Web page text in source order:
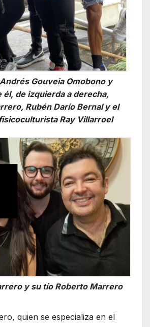
Gouveia Omobono y
él, de izquierda a derecha,
Rubén Darío Bernal y el
Ray Villarroel
y su tío Roberto Marrero
quien se especializa en el